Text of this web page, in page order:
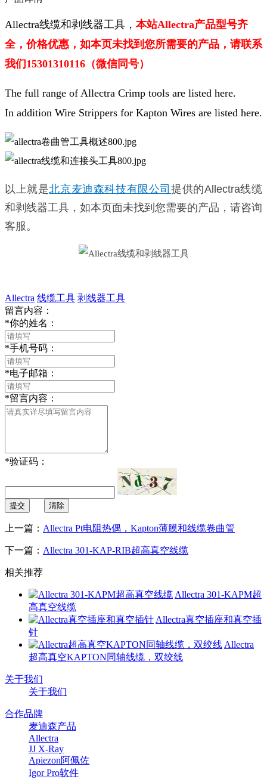
Allectra线缆和剥线器工具， 本站Allectra产品型号齐
全，价格优惠，如本页未找到您所需要的产品，请联系
我们15301310116（微信同号）
The full range of Allectra Crimp tools are listed here.
In addition Wire Strippers for Kapton Wires are listed here.
以上就是北京麦迪森科技有限公司提供的Allectra线缆
和剥线器工具，如本页面未找到您需要的产品，请咨询
客服。
Allectra 线缆工具 剥线器工具
留言内容：
*你的姓名：
*手机号码：
*电子邮箱：
*留言内容：
*验证码：
提交 清除
上一篇： Allectra Pt电阻热偶，Kapton薄膜和线缆卷曲管
下一篇： Allectra 301-KAP-RIB超高真空线缆
相关推荐
Allectra 301-KAPM超
高真空线缆
Allectra真空插座和真空插
针
Allectra
超高真空KAPTON同轴线缆，双绞线
关于我们
关于我们
合作品牌
麦迪森产品
Allectra
JJ X-Ray
Apiezon阿佩佐
Igor Pro软件